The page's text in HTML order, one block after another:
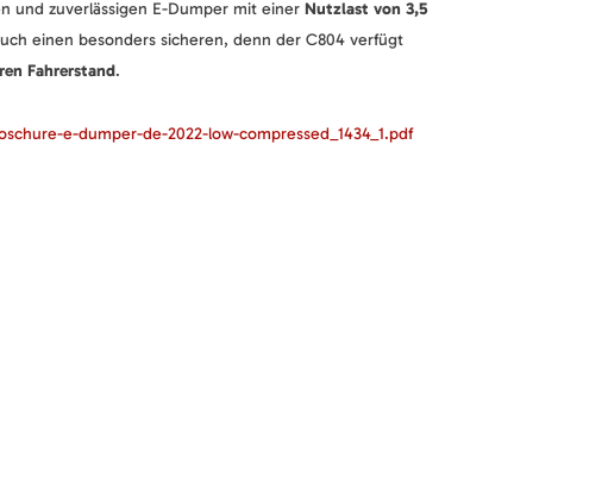
und zuverlässigen E-Dumper mit einer Nutzlast von 3,5
einen besonders sicheren, denn der C804 verfügt
Fahrerstand.
e-dumper-de-2022-low-compressed_1434_1.pdf